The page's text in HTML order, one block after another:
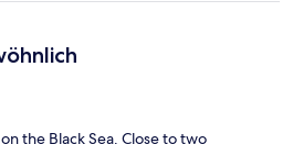
the Black Sea. Close to two